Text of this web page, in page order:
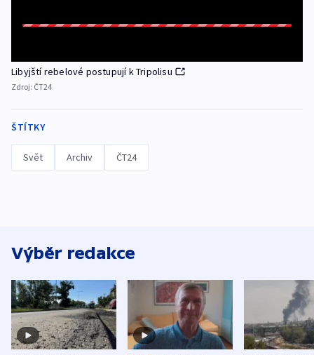
Libyjští rebelové postupují k Tripolisu
Zdroj: ČT24
ŠTÍTKY
Svět Archiv ČT24
Výběr redakce